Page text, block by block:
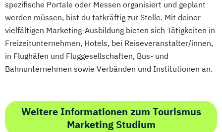
spezifische Portale oder Messen organisiert und geplant
werden müssen, bist du tatkräftig zur Stelle. Mit deiner
vielfältigen Marketing-Ausbildung bieten sich Tätigkeiten in
Freizeitunternehmen, Hotels, bei Reiseveranstalter/innen,
in Flughäfen und Fluggesellschaften, Bus- und
Bahnunternehmen sowie Verbänden und Institutionen an.
Weitere Informationen zum Tourismus
Marketing Studium